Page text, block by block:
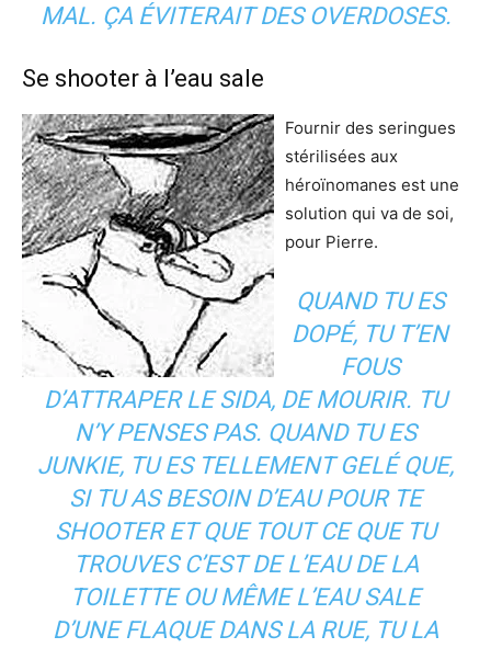
MAL. ÇA ÉVITERAIT DES OVERDOSES.
Se shooter à l’eau sale
Fournir des seringues
stérilisées aux
héroïnomanes est une
solution qui va de soi,
pour Pierre.
QUAND TU ES
DOPÉ, TU T’EN
FOUS
D’ATTRAPER LE SIDA, DE MOURIR. TU
N’Y PENSES PAS. QUAND TU ES
JUNKIE, TU ES TELLEMENT GELÉ QUE,
SI TU AS BESOIN D’EAU POUR TE
SHOOTER ET QUE TOUT CE QUE TU
TROUVES C’EST DE L’EAU DE LA
TOILETTE OU MÊME L’EAU SALE
D’UNE FLAQUE DANS LA RUE, TU LA